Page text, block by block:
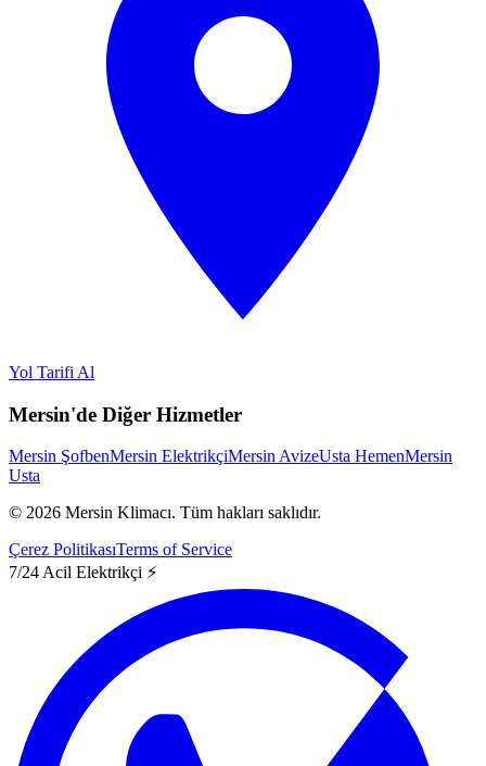
Yol Tarifi Al
Mersin'de Diğer Hizmetler
Mersin ŞofbenMersin ElektrikçiMersin AvizeUsta HemenMersin
Usta
© 2026 Mersin Klimacı. Tüm hakları saklıdır.
Çerez PolitikasıTerms of Service
7/24 Acil Elektrikçi ⚡